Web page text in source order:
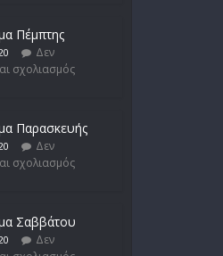
Πέμπτης
Δεν
σχολιασμός
Παρασκευής
Δεν
σχολιασμός
Σαββάτου
Δεν